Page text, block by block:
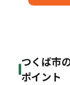
つくば市
ポイント